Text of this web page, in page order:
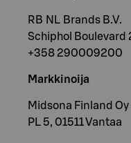
RB NL Brands B.V.
Schiphol Boulevard
+358 290009200
Markkinoija
Midsona Finland Oy
PL 5, 01511 Vantaa